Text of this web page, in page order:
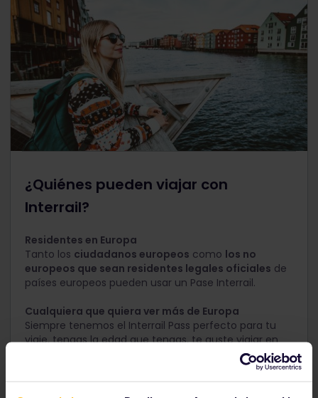
¿Quiénes pueden viajar con
Interrail?
Residentes en Europa
Tanto los ciudadanos europeos como los no
europeos que sean residentes legales oficiales de
países europeos pueden usar un Pase Interrail.
Cualquiera que quiera ver más de Europa
Siempre tenemos el Interrail Pass perfecto para tu
viaje, tengas la edad que tengas, te guste viajar en
solitario o en grupo, improvisar o viajar con todas las